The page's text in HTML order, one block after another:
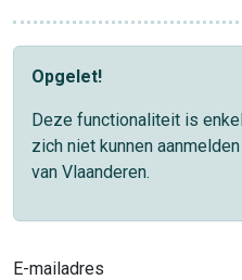
Opgelet!
Deze functionaliteit is
zich niet kunnen
van Vlaanderen.
E-mailadres